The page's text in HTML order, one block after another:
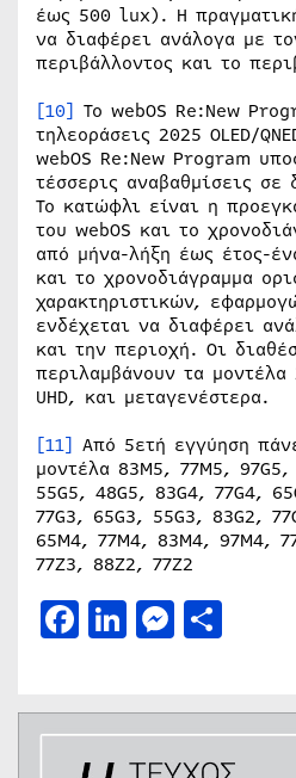
έως 500 lux). Η
να διαφέρει ανάλογα με
περιβάλλοντος και το
[10] Το webOS Re:New
τηλεοράσεις 2025 OLED/
webOS Re:New Program
τέσσερις αναβαθμίσεις
Το κατώφλι είναι η
του webOS και το
από μήνα-λήξη έως έτος-
και το χρονοδιάγραμμα
χαρακτηριστικών,
ενδέχεται να διαφέρει
και την περιοχή. Οι
περιλαμβάνουν τα μοντέλα
UHD, και μεταγενέστερα.
[11] Από 5ετή εγγύηση
μοντέλα 83M5, 77M5,
55G5, 48G5, 83G4, 77G4,
77G3, 65G3, 55G3, 83G2,
65M4, 77M4, 83M4, 97M4,
77Z3, 88Z2, 77Z2
Facebook
LinkedIn